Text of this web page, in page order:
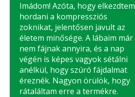
Imádom! Azóta, hogy elkezdtem
hordani a kompressziós
zoknikat, jelentősen javult az
életem minősége. A lábaim már
nem fájnak annyira, és a nap
végén is képes vagyok sétálni
anélkül, hogy szúró fájdalmat
éreznék. Nagyon örülök, hogy
rátaláltam erre a termékre.